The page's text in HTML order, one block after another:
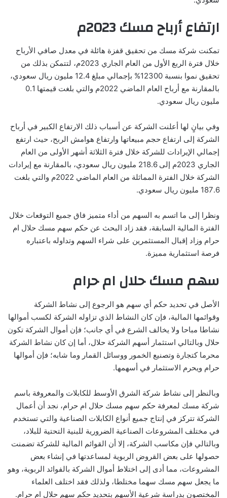
ارتفاع أرباح مسك 2023م
تمكنت شركة مسك من تحقيق قفزة هائلة في معدل صافي الأرباح
خلال فترة الربع الأول من العام الجاري 2023م، لتتمكن بذلك من
تحقيق نموا بنسبة 12300% بإجمالي مبلغ 12.4 مليون ريال سعودي،
بالمقارنة مع أرباح العام الماضي 2022م والتي بلغت قيمتها 0.1
مليون ريال سعودي.
وفي بيانٍ لها أعلنت الشركة عن أسباب ذلك الارتفاع الكبير في أرباح
الشركة إلى ارتفاع حجم مبيعاتها وارتفاع هوامش الربح، حيث ارتفع
إجمالي الإيرادات للشركة خلال فترة الثلاثة أشهر الأولى من العام
الجاري 2023م إلى 218.6 مليون ريال سعودي، بالمقارنة مع إيرادات
الشركة خلال الفترة المماثلة من العام الماضي 2022م والتي بلغت
187.6 مليون ريال سعودي.
ونظرا إلى ما اتسم به السهم من أداء متميز فاق جميع التوقعات خلال
الفترة المالية السابقة، فقد زاد البحث عن حكم سهم مسك حلال ام
حرام وزاد إقبال المستثمرين على شراء السهم وتداوله باعتباره
فرصة استثمارية مميزة.
سهم مسك حلال ام حرام
الأصل في تحديد حكم أي سهم هو الرجوع إلى نشاط الشركة
وقوائمها المالية، فإن كان النشاط الذي تزاوله الشركة لكسب أموالها
نشاطا مباحا ولا يخالف الشرع في أي جانب؛ فإن أموال الشركة تكون
حلال وبالتالي استثمار أسهم الشركة حلال، أما إن كان نشاط الشركة
محرما كتجارة وتصنيع الخمور ووسائل القمار وما شابه؛ فإن أموالها
حرام ويحرم الاستثمار في أسهمها.
وبالنظر إلى نشاط شركة الشرق الأوسط للكابلات والمعروفة باسم
شركة مسك لمعرفة حكم سهم مسك حلال ام حرام، نجد أن أعمال
الشركة تتركز في إنتاج جميع أنواع الكابلات الصناعية والتي تستخدم
في مختلف المشروعات الصناعية الضرورية للبنية التحتية للبلاد،
وبالتالي فإن مكاسب الشركة، إلا أن القوائم المالية للشركة تضمنت
حصولها على بعض القروض الربوية لمساعدتها في إنشاء بعض
المشروعات، مما أدى إلى اختلاط أموال الشركة بالفوائد الربوية، وهو
ما يجعل سهم مسك سهما مختلطا، ولذلك فقد اختلف العلماء
المختصون بدراسة شرعية الأسهم بتحديد حكم سهم حلال ام حرام.